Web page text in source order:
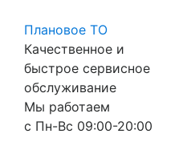
Плановое ТО
Качественное и
быстрое сервисное
обслуживание
Мы работаем
с Пн-Вc 09:00-20:00